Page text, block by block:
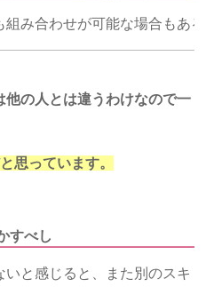
み合わせが可能な場合もある
他の人とは違うわけなので一
思っています。
すべし
と感じると、また別のスキ